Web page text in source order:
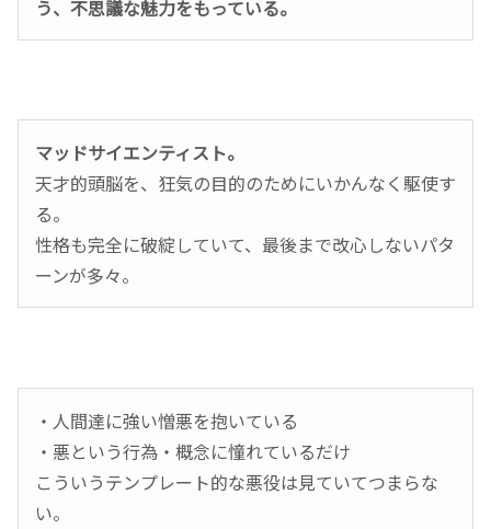
う、不思議な魅力をもっている。
マッドサイエンティスト。
天才的頭脳を、狂気の目的のためにいかんなく駆使す
る。
性格も完全に破綻していて、最後まで改心しないパタ
ーンが多々。
・人間達に強い憎悪を抱いている
・悪という行為・概念に憧れているだけ
こういうテンプレート的な悪役は見ていてつまらな
い。